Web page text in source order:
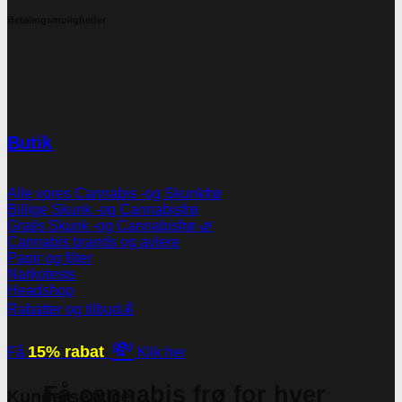
Butik
Alle vores Cannabis -og Skunkfrø
Billige Skunk -og Cannabisfrø
Gratis Skunk -og Cannabisfrø 🌿
Cannabis brands og avlere
Papir og filter
Narkotests
Headshop
Rabatter og tilbud💰
Få 15% rabat 💸 Klik her